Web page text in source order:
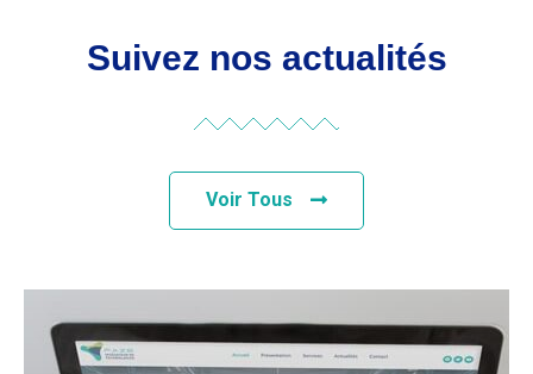
Suivez nos actualités
Voir Tous